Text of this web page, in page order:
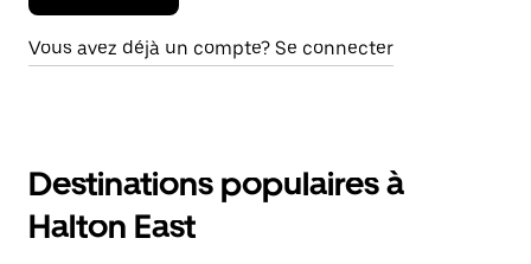
Vous avez déjà un compte? Se connecter
Destinations populaires à
Halton East